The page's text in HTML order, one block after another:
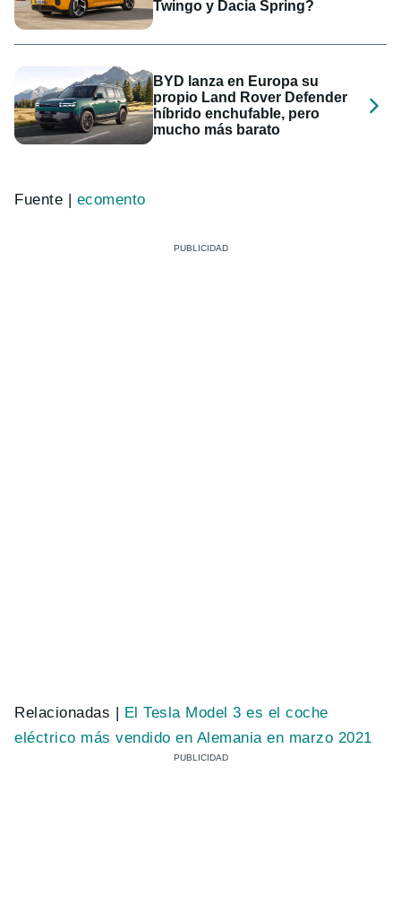
Twingo y Dacia Spring?
BYD lanza en Europa su
propio Land Rover Defender
híbrido enchufable, pero
mucho más barato
Fuente | ecomento
Relacionadas |
El Tesla Model 3 es el coche
eléctrico más vendido en Alemania en marzo 2021